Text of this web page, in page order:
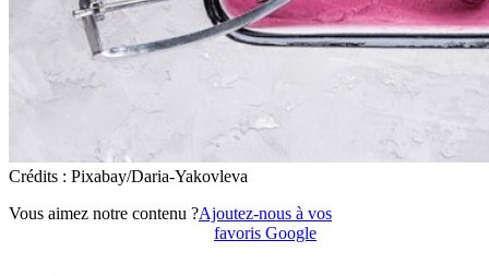
Crédits : Pixabay/Daria-Yakovleva
Vous aimez notre contenu ?Ajoutez-nous à vos
favoris Google